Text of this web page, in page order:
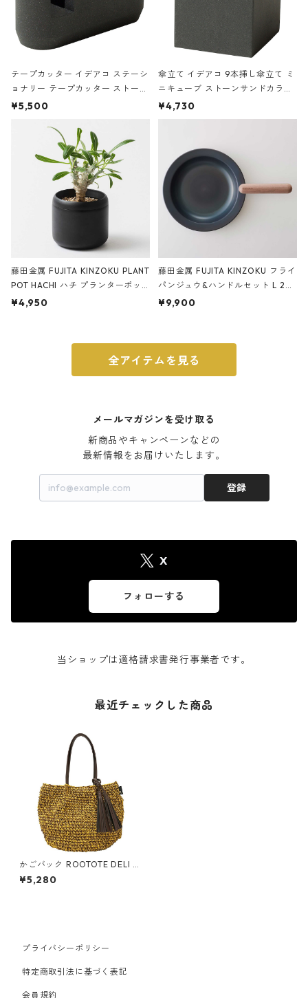
テープカッター イデアコ ステーシ
ョナリー テープカッター ストーン
サンドカラー 石調 ideaco Station
¥5,500
傘立て イデアコ 9本挿し傘立て ミ
ニキューブ ストーンサンドカラー
石調 ideaco Umbrella Stand CUB
E ストーンサンドブラック
¥4,730
藤田金属 FUJITA KINZOKU PLANT
POT HACHI ハチ プランターポッ
ト 3号 ブラック
¥4,950
藤田金属 FUJITA KINZOKU フライ
パンジュウ&ハンドルセット L 24c
m ガス火・IH対応 鉄フライパン
¥9,900
全アイテムを見る
メールマガジンを受け取る
新商品やキャンペーンなどの
最新情報をお届けいたします。
登録
X
フォローする
当ショップは適格請求書発行事業者です。
最近チェックした商品
かごバック ROOTOTE DELI B
ASKET 3099 ルートート LT.デ
リ.バスケット-B イエロー
¥5,280
プライバシーポリシー
特定商取引法に基づく表記
会員規約